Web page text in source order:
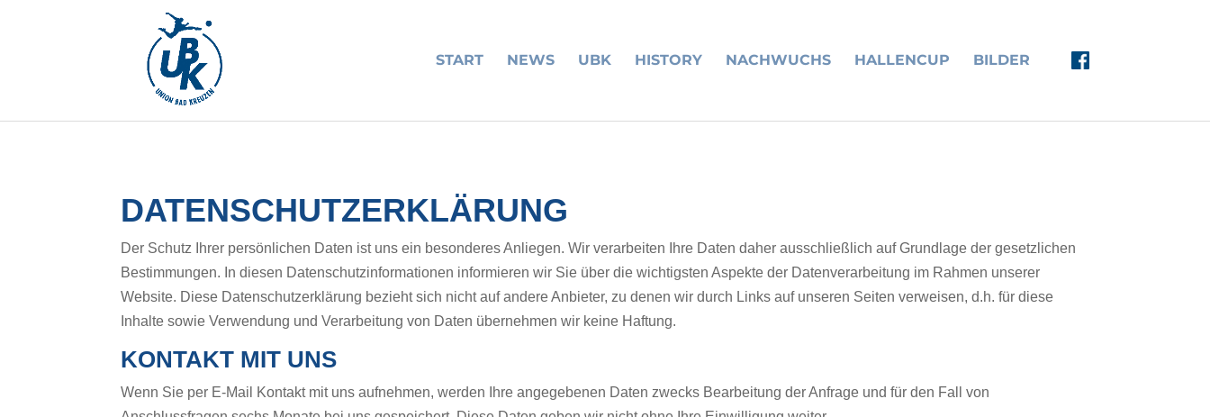
START NEWS UBK HISTORY NACHWUCHS HALLENCUP BILDER
DATENSCHUTZERKLÄRUNG
Der Schutz Ihrer persönlichen Daten ist uns ein besonderes Anliegen. Wir verarbeiten Ihre Daten daher ausschließlich auf Grundlage der gesetzlichen
Bestimmungen. In diesen Datenschutzinformationen informieren wir Sie über die wichtigsten Aspekte der Datenverarbeitung im Rahmen unserer
Website. Diese Datenschutzerklärung bezieht sich nicht auf andere Anbieter, zu denen wir durch Links auf unseren Seiten verweisen, d.h. für diese
Inhalte sowie Verwendung und Verarbeitung von Daten übernehmen wir keine Haftung.
KONTAKT MIT UNS
Wenn Sie per E-Mail Kontakt mit uns aufnehmen, werden Ihre angegebenen Daten zwecks Bearbeitung der Anfrage und für den Fall von